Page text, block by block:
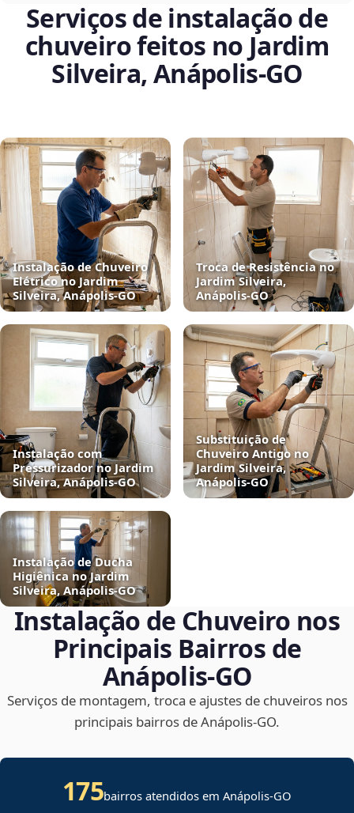
Serviços de instalação de
chuveiro feitos no Jardim
Silveira, Anápolis‑GO
Instalação de Chuveiro
Elétrico no Jardim
Silveira, Anápolis‑GO
Troca de Resistência no
Jardim Silveira,
Anápolis‑GO
Instalação com
Pressurizador no Jardim
Silveira, Anápolis‑GO
Substituição de
Chuveiro Antigo no
Jardim Silveira,
Anápolis‑GO
Instalação de Ducha
Higiênica no Jardim
Silveira, Anápolis‑GO
Instalação de Chuveiro nos
Principais Bairros de
Anápolis‑GO
Serviços de montagem, troca e ajustes de chuveiros nos
principais bairros de Anápolis‑GO.
175bairros atendidos em Anápolis-GO